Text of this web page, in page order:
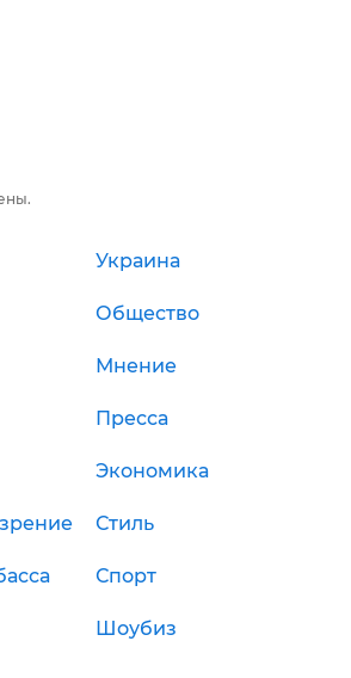
Украина
Общество
Мнение
Пресса
Экономика
Стиль
Спорт
Шоубиз